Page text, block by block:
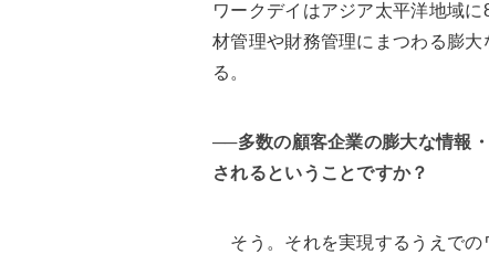
ワークデイはアジア太平洋地域
材管理や財務管理にまつわる膨
る。
──多数の顧客企業の膨大な情報
されるということですか？
そう。それを実現するうえでの